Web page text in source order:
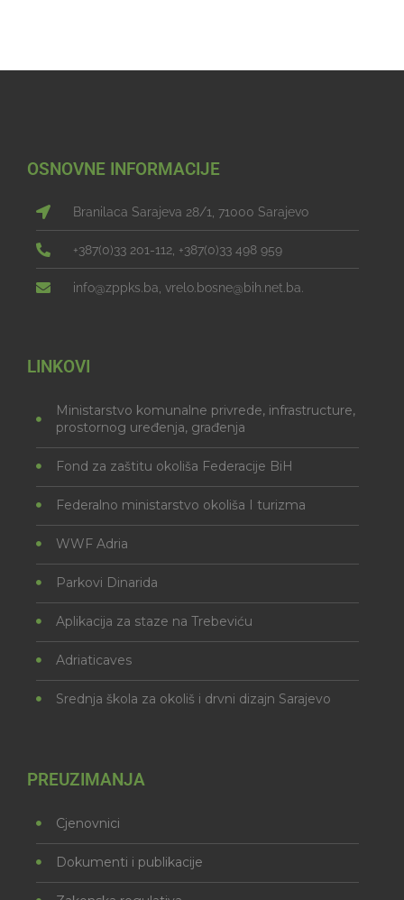
OSNOVNE INFORMACIJE
Branilaca Sarajeva 28/1, 71000 Sarajevo
+387(0)33 201-112, +387(0)33 498 959
info@zppks.ba, vrelo.bosne@bih.net.ba.
LINKOVI
Ministarstvo komunalne privrede, infrastructure,
prostornog uređenja, građenja
Fond za zaštitu okoliša Federacije BiH
Federalno ministarstvo okoliša I turizma
WWF Adria
Parkovi Dinarida
Aplikacija za staze na Trebeviću
Adriaticaves
Srednja škola za okoliš i drvni dizajn Sarajevo
PREUZIMANJA
Cjenovnici
Dokumenti i publikacije